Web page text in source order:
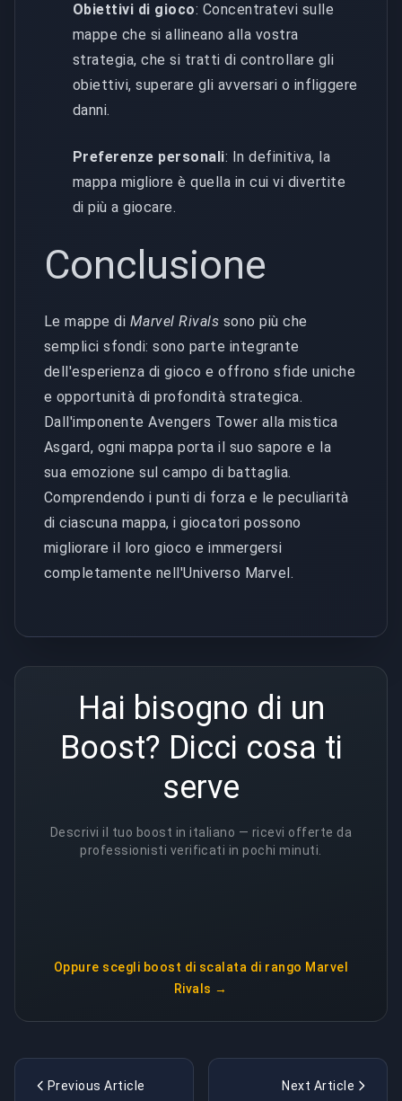
Obiettivi di gioco: Concentratevi sulle
mappe che si allineano alla vostra
strategia, che si tratti di controllare gli
obiettivi, superare gli avversari o infliggere
danni.
Preferenze personali: In definitiva, la
mappa migliore è quella in cui vi divertite
di più a giocare.
Conclusione
Le mappe di Marvel Rivals sono più che
semplici sfondi: sono parte integrante
dell'esperienza di gioco e offrono sfide uniche
e opportunità di profondità strategica.
Dall'imponente Avengers Tower alla mistica
Asgard, ogni mappa porta il suo sapore e la
sua emozione sul campo di battaglia.
Comprendendo i punti di forza e le peculiarità
di ciascuna mappa, i giocatori possono
migliorare il loro gioco e immergersi
completamente nell'Universo Marvel.
Hai bisogno di un
Boost? Dicci cosa ti
serve
Descrivi il tuo boost in italiano — ricevi offerte da
professionisti verificati in pochi minuti.
Oppure scegli boost di scalata di rango Marvel
Rivals →
Previous Article Next Article